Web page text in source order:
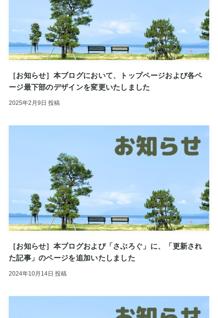
［お知らせ］本ブログにおいて、トップページおよび各ペ
ージ最下部のデザインを変更いたしました
2025年2月9日 投稿
［お知らせ］本ブログおよび「さぶろぐ」に、「更新され
た記事」のページを追加いたしました
2024年10月14日 投稿